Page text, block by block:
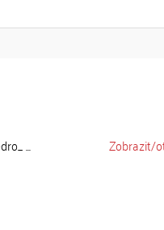
... Zobrazit/